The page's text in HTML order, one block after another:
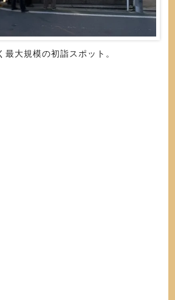
大規模の初詣スポット。